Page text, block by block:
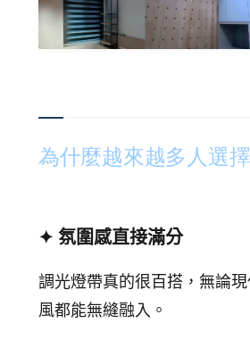
為什麼越來越多人選
✦ 氛圍感直接滿分
調光燈帶真的很百搭，無論
風都能無縫融入。